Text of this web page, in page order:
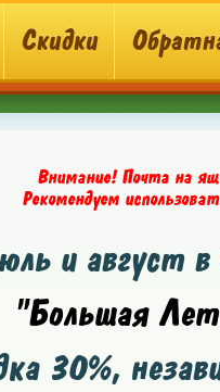
Скидки
Внимание! Почта на
Рекомендуем
и август
"Большая
30%,